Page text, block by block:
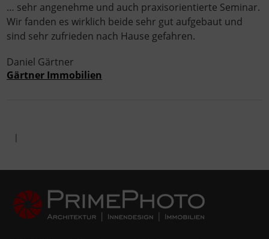
… sehr angenehme und auch praxisorientierte Seminar.
Wir fanden es wirklich beide sehr gut aufgebaut und
sind sehr zufrieden nach Hause gefahren.
Daniel Gärtner
Gärtner Immobilien
|